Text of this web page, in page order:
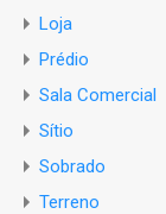
Loja
Prédio
Sala Comercial
Sítio
Sobrado
Terreno